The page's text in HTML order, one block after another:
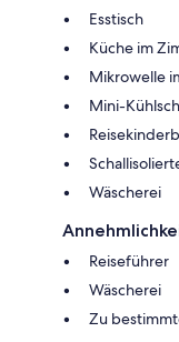
Esstisch
Küche im
Mikrowelle
Mini-
Wäscherei
Reiseführer
Wäscherei
Zu